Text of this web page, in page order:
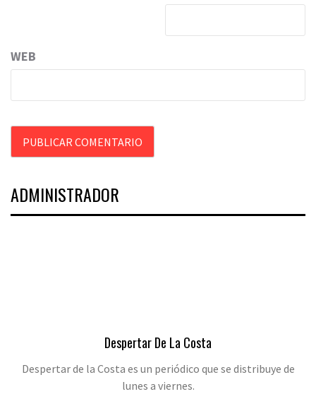
WEB
ADMINISTRADOR
Despertar De La Costa
Despertar de la Costa es un periódico que se distribuye de
lunes a viernes.